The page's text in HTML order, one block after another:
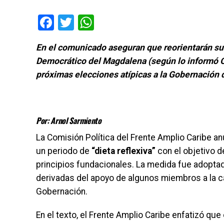
Facebook
Twitter
En el comunicado aseguran que reorientarán
Democrático del Magdalena (según lo informó
próximas elecciones atípicas a la Gobernación
Por: Arnol Sarmiento
La Comisión Política del Frente Amplio Caribe
un periodo de “dieta reflexiva” con el objetivo
principios fundacionales. La medida fue
derivadas del apoyo de algunos miembros a la
Gobernación.
En el texto, el Frente Amplio Caribe enfatizó